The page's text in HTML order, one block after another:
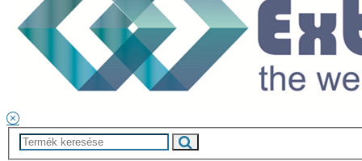
Rólunk
Elérhetőségeink
Vásárlás
Szállítás
Adatvédelmi nyilatkozat
Á.SZ.F.